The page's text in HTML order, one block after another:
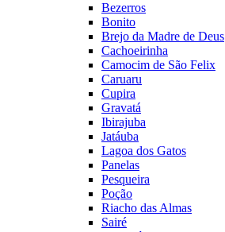
Bezerros
Bonito
Brejo da Madre de Deus
Cachoeirinha
Camocim de São Felix
Caruaru
Cupira
Gravatá
Ibirajuba
Jatáuba
Lagoa dos Gatos
Panelas
Pesqueira
Poção
Riacho das Almas
Sairé